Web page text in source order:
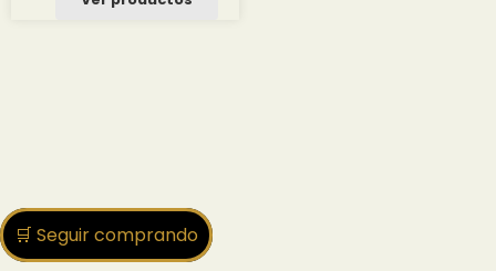
🛒 Seguir comprando